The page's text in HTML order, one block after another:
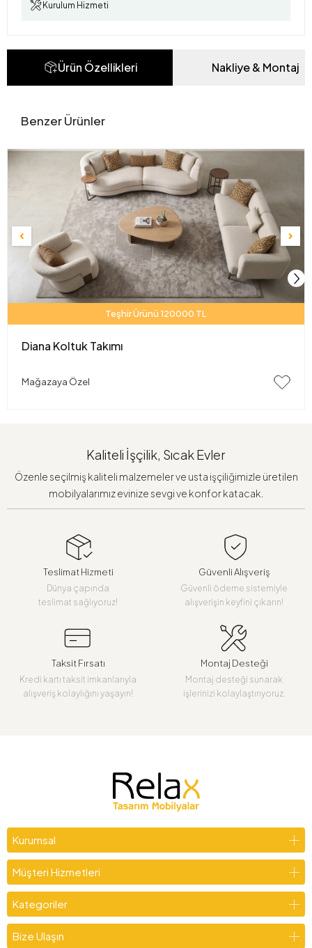
Kurulum Hizmeti
Ürün Özellikleri Nakliye & Montaj
Benzer Ürünler
Teşhir Ürünü 120000 TL
Diana Koltuk Takımı
Mağazaya Özel
Kaliteli İşçilik, Sıcak Evler
Özenle seçilmiş kaliteli malzemeler ve usta işçiliğimizle üretilen
mobilyalarımız evinize sevgi ve konfor katacak.
Teslimat Hizmeti
Dünya çapında
teslimat sağlıyoruz!
Güvenli Alışveriş
Güvenli ödeme sistemiyle
alışverişin keyfini çıkarın!
Taksit Fırsatı
Kredi kartı taksit imkanlarıyla
alışveriş kolaylığını yaşayın!
Montaj Desteği
Montaj desteği sunarak
işlerinizi kolaylaştırıyoruz.
Kurumsal
Müşteri Hizmetleri
Kategoriler
Bize Ulaşın